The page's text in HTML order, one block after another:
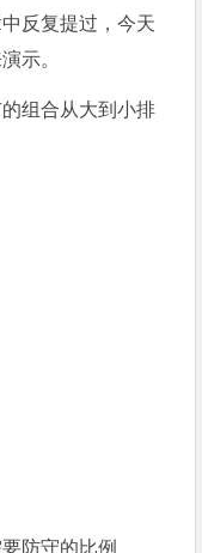
反复提过，今天
示。
组合从大到小排
防守的比例